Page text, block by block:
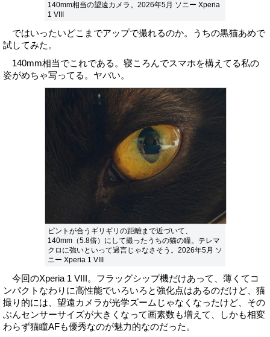
140mm相当の望遠カメラ。2026年5月 ソニー Xperia
1 VIII
ではいったいどこまでアップで撮れるのか。うちの黒猫あめで
試してみた。
140mm相当でこれである。寝ころんでスマホを構えてる私の
姿がめちゃ写ってる。ヤバい。
ピントが合うギリギリの距離まで近づいて、
140mm（5.8倍）にして撮ったうちの猫の瞳。テレマ
クロに強いといって過言じゃなさそう。2026年5月 ソ
ニー Xperia 1 VIII
今回のXperia 1 VIII。フラッグシップ機だけあって、薄くてコ
ンパクトなわりに高性能でいろいろと強化点はあるのだけど、猫
撮り的には、望遠カメラが光学ズームじゃなくなったけど、その
ぶんセンサーサイズが大きくなって画素数も増えて、しかも相変
わらず猫瞳AFも優秀なのが魅力的なのだった。